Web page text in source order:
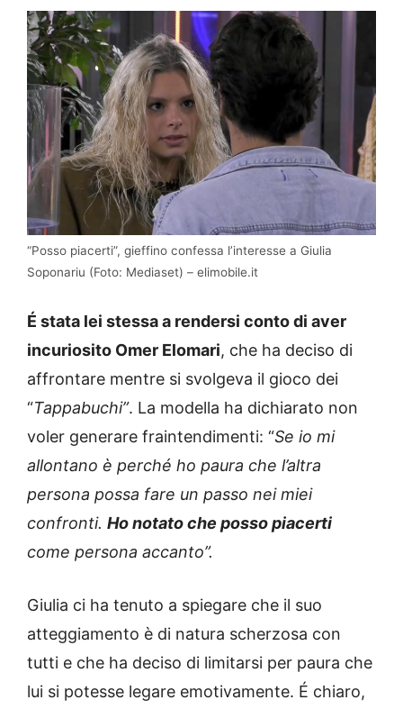
“Posso piacerti”, gieffino confessa l’interesse a Giulia
Soponariu (Foto: Mediaset) – elimobile.it
É stata lei stessa a rendersi conto di aver
incuriosito Omer Elomari, che ha deciso di
affrontare mentre si svolgeva il gioco dei
“Tappabuchi”. La modella ha dichiarato non
voler generare fraintendimenti: “Se io mi
allontano è perché ho paura che l’altra
persona possa fare un passo nei miei
confronti. Ho notato che posso piacerti
come persona accanto”.
Giulia ci ha tenuto a spiegare che il suo
atteggiamento è di natura scherzosa con
tutti e che ha deciso di limitarsi per paura che
lui si potesse legare emotivamente. É chiaro,